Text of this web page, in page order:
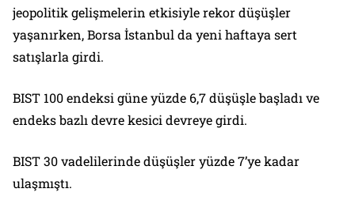
jeopolitik gelişmelerin etkisiyle rekor düşüşler
yaşanırken, Borsa İstanbul da yeni haftaya sert
satışlarla girdi.
BIST 100 endeksi güne yüzde 6,7 düşüşle başladı ve
endeks bazlı devre kesici devreye girdi.
BIST 30 vadelilerinde düşüşler yüzde 7’ye kadar
ulaşmıştı.